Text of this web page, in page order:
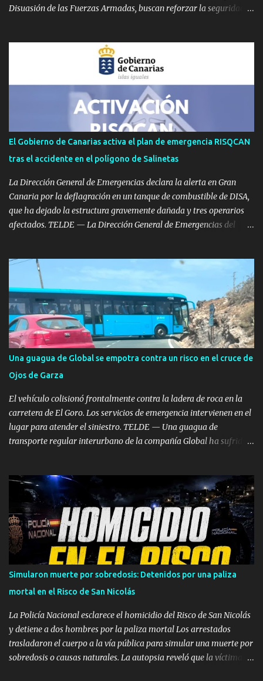
Disuasión de las Fuerzas Armadas, buscan reforzar la seguridad
Infantería 'Canarias' nº 50 , perteneciente a la Brigada 'Canarias'
XVI (BRICAN XVI), han comenzado este lunes, 3 de agosto, un
despliegue operativo en la isla de Gran Canaria. Las labores de
vigilancia se llevarán a cabo mediante patrullas tanto a pie como
en vehículos. Según ha informado el Mando de Canarias en un
comunicado oficial, estas maniobras tienen como meta principal
reforzar la vigilancia territorial, ejercer un efecto disuasorio y
garantizar la seguridad en los espacios terrestres bajo soberanía
nacional dentro de la isla. Operaciones Permanentes en tiempo de
paz Estas ac...
El Gobierno de Canarias activa el plan de emergencia RISQCAN
tras el accidente en el polígono de Salinetas
La Dirección General de Emergencias declara la alerta en Gran
Canaria por la deflagración en un tanque de combustible de DISA,
que ha dejado la estructura gravemente dañada y tres operarios
afectados. TELDE — La Dirección General de Emergencias del
riesgo de accidentes graves en los que intervengan sustancias
peligrosas (RISQCAN). La medida se ha tomado tras la grave
deflagración registrada este miércoles en el Polígono Industrial de
Salinetas, en el municipio de Telde. La activación del plan responde
a la necesidad de coordinar el seguimiento del incidente y
supervisar las medidas de seguridad exteriores al tratarse de una
instalación de almacenamiento de hidrocarburos. Deflagración en
un tanque en reparación Según los datos oficiales facilitados por el
Ejecutivo autonómico, la primera llamada de alerta se recibió en el
Centro Coordinador a las 12:10 horas...
Una guagua de Global se empotra contra un risco en el cruce de
Ojos de Garza
El vehículo colisionó frontalmente contra la ladera de roca en la
carretera de El Goro. Los servicios de emergencia intervienen en el
lugar para atender el siniestro. TELDE — Una guagua de
transporte regular interurbano de la compañía Global ha sufrido
en la intersección de Ojos de Garza con la carretera de El Goro,
dentro del municipio de Telde. Por causas que aún se están
investigando, el vehículo de viajeros perdió el control e impactó de
lleno contra la pared rocosa situada junto a la calzada, quedando
completamente detenido tras la colisión. Dispositivo de
emergencias en la zona Por el momento no se ha especificado el
número exacto de pasajeros que viajaban a bordo en el momento
del choque ni si el impacto ha provocado personas heridas de
diversa consideración entre los ocupantes o el conductor. Hasta el
lugar de los hechos se han desplazado recursos de eme...
Simularon muerte por sobredosis: Detenidos por una paliza
mortal en el Risco de San Nicolás
La Policía Nacional esclarece el homicidio del Risco de San Nicolás
y detiene a dos hombres por la paliza mortal Los arrestados
trasladaron el cuerpo a la vía pública para simular una muerte por
sobredosis o causas naturales. La autopsia reveló que la víctima